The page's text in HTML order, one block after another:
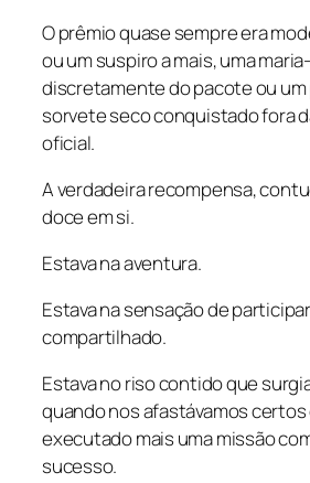
O prêmio quase sempre era
ou um suspiro a mais, uma
discretamente do pacote ou um
sorvete seco conquistado fora
oficial.
A verdadeira recompensa,
doce em si.
Estava na aventura.
Estava na sensação de
compartilhado.
Estava no riso contido que
quando nos afastávamos
executado mais uma missão
sucesso.